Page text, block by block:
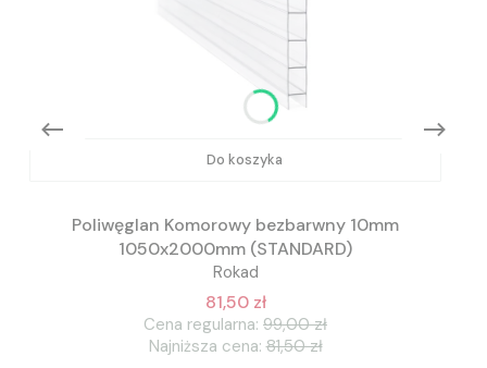
Do koszyka
Poliwęglan Komorowy bezbarwny 10mm
1050x2000mm (STANDARD)
Rokad
81,50 zł
Cena regularna: 99,00 zł
Najniższa cena: 81,50 zł